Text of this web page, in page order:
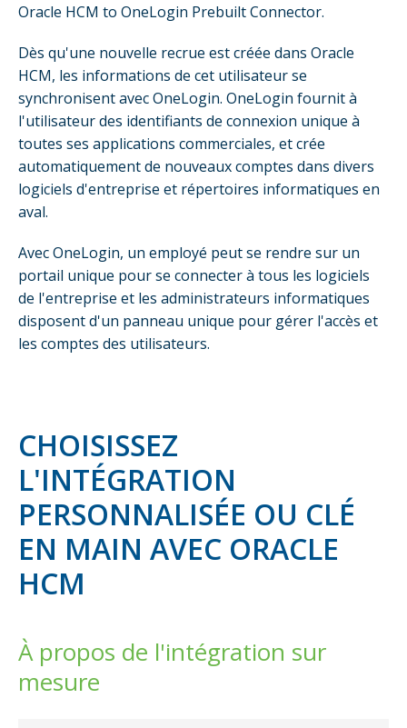
Oracle HCM to OneLogin Prebuilt Connector.
Dès qu'une nouvelle recrue est créée dans Oracle
HCM, les informations de cet utilisateur se
synchronisent avec OneLogin. OneLogin fournit à
l'utilisateur des identifiants de connexion unique à
toutes ses applications commerciales, et crée
automatiquement de nouveaux comptes dans divers
logiciels d'entreprise et répertoires informatiques en
aval.
Avec OneLogin, un employé peut se rendre sur un
portail unique pour se connecter à tous les logiciels
de l'entreprise et les administrateurs informatiques
disposent d'un panneau unique pour gérer l'accès et
les comptes des utilisateurs.
CHOISISSEZ
L'INTÉGRATION
PERSONNALISÉE OU CLÉ
EN MAIN AVEC ORACLE
HCM
À propos de l'intégration sur
mesure